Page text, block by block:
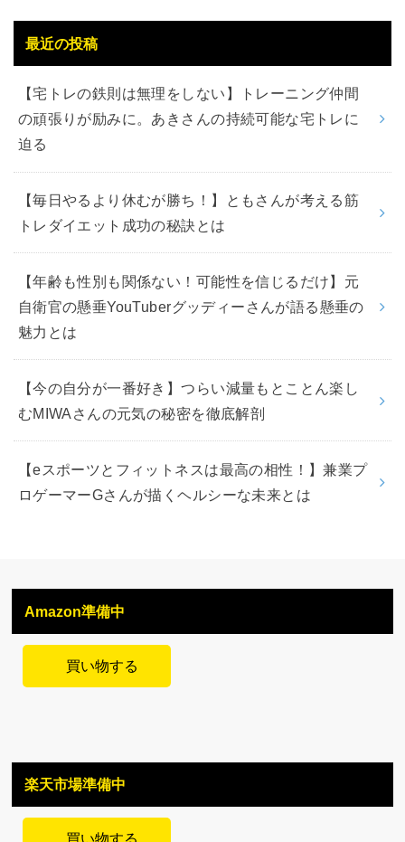
最近の投稿
【宅トレの鉄則は無理をしない】トレーニング仲間
の頑張りが励みに。あきさんの持続可能な宅トレに
迫る
【毎日やるより休むが勝ち！】ともさんが考える筋
トレダイエット成功の秘訣とは
【年齢も性別も関係ない！可能性を信じるだけ】元
自衛官の懸垂YouTuberグッディーさんが語る懸垂の
魅力とは
【今の自分が一番好き】つらい減量もとことん楽し
むMIWAさんの元気の秘密を徹底解剖
【eスポーツとフィットネスは最高の相性！】兼業プ
ロゲーマーGさんが描くヘルシーな未来とは
Amazon準備中
買い物する
楽天市場準備中